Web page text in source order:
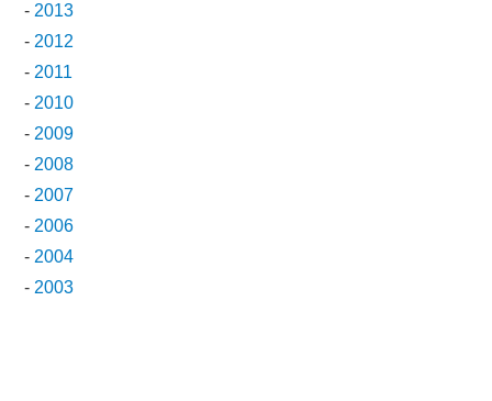
- 2013
- 2012
- 2011
- 2010
- 2009
- 2008
- 2007
- 2006
- 2004
- 2003